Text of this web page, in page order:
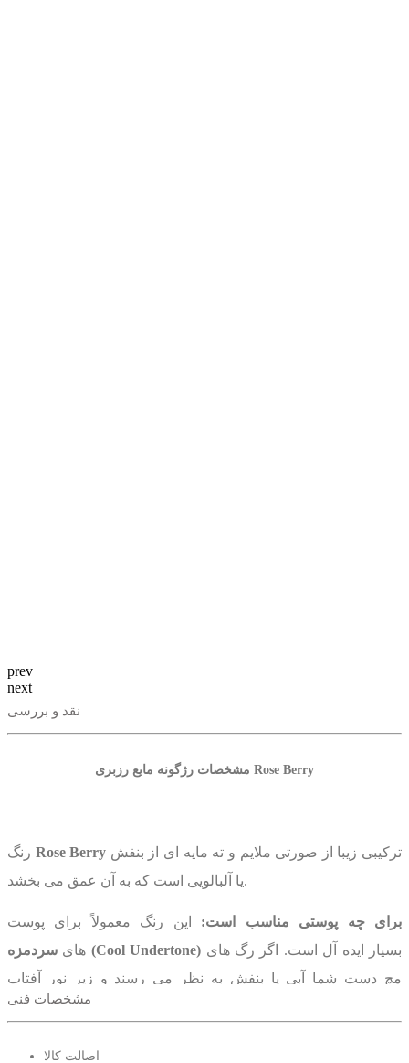
prev
next
نقد و بررسی
مشخصات رژگونه مایع رزبری Rose Berry
Rose Berry
یا آلبالویی است که به آن عمق می بخشد.
برای چه پوستی مناسب است: این رنگ معمولاً برای پوست
های سردمزه (Cool Undertone)
مچ دست شما آبی یا بنفش به نظر می رسند و زیر نور آفتاب
پوستتان به جای طلایی، صورتی یا قرمز می شود، احتمالاً پوست
مشخصات فنی
اصالت کالا